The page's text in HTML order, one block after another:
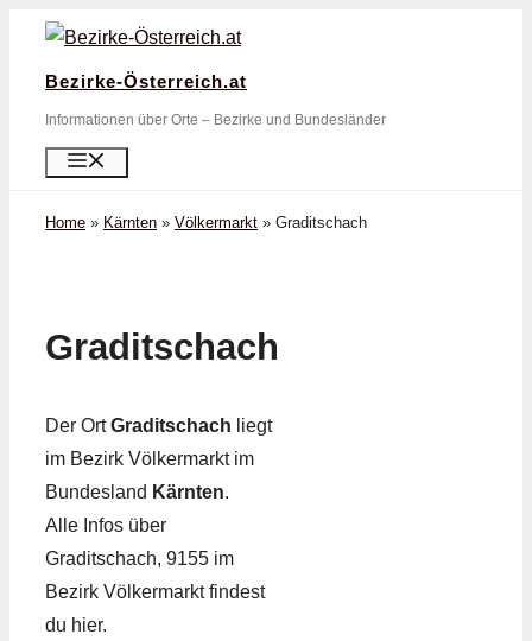
Zum
springen
Bezirke-Österreich.at
Informationen über Orte – Bezirke und Bundesländer
Home » Kärnten » Völkermarkt » Graditschach
Graditschach
Der OrtGraditschach liegt
im Bezirk Völkermarkt im
Bundesland Kärnten.
Alle Infos über
Graditschach, 9155 im
Bezirk Völkermarkt findest
du hier.